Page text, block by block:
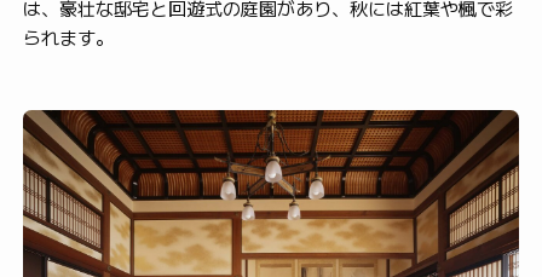
は、豪壮な邸宅と回遊式の庭園があり、秋には紅葉や楓で彩
られます。